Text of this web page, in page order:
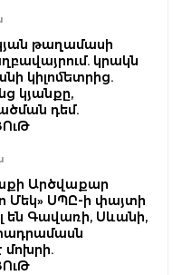
թաղամասի
կրակն
կիլոմետրից.
կյանքը,
դեմ.
Արծվաքար
Մեկ» ՍՊԸ-ի փայտի
են Գավառի, Սևանի,
մոխրի.